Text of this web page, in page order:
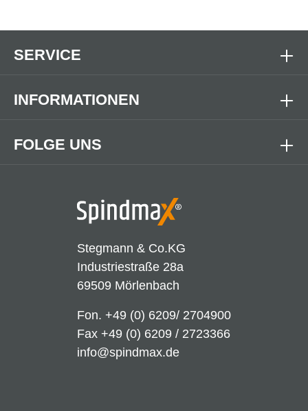
Stegmann & Co.KG
Industriestraße 28a
69509 Mörlenbach
Fon. +49 (0) 6209/ 2704900
Fax +49 (0) 6209 / 2723366
info@spindmax.de
FOLGE UNS
SERVICE
INFORMATIONEN